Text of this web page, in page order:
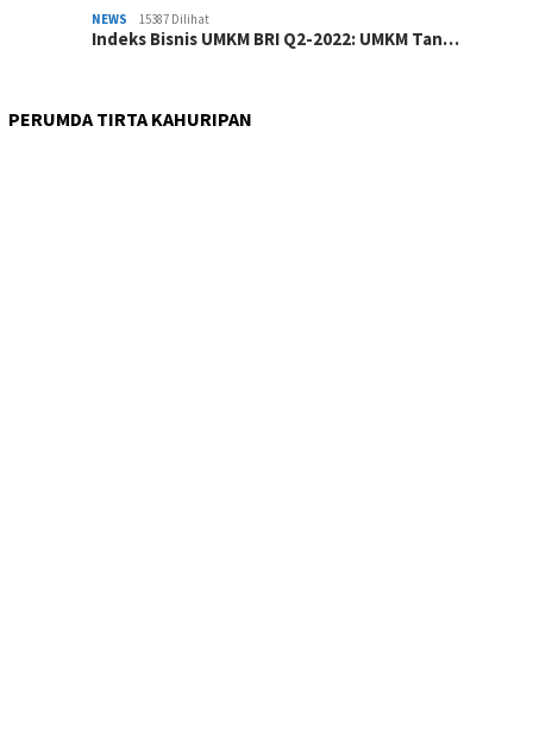
NEWS 15387 Dilihat
Indeks Bisnis UMKM BRI Q2-2022: UMKM Tan…
PERUMDA TIRTA KAHURIPAN